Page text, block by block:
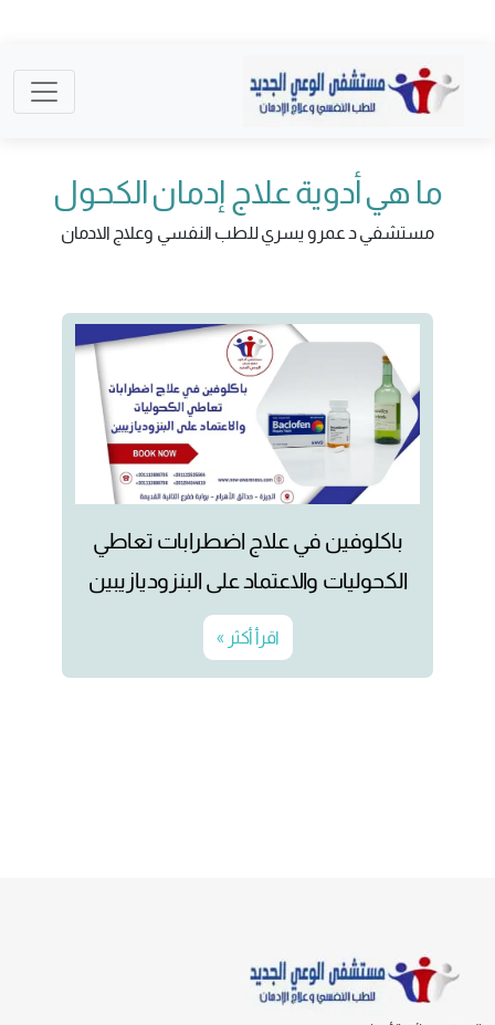
ما هي أدوية علاج إدمان الكحول
مستشفي د عمرو يسري للطب النفسي وعلاج الادمان
باكلوفين في علاج اضطرابات تعاطي
الكحوليات والاعتماد على البنزوديازيبين
اقرأ أكثر »